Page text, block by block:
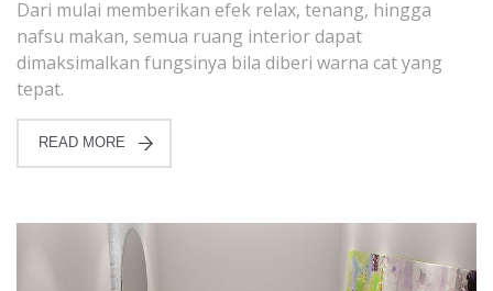
Dari mulai memberikan efek relax, tenang, hingga
nafsu makan, semua ruang interior dapat
dimaksimalkan fungsinya bila diberi warna cat yang
tepat.
READ MORE